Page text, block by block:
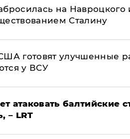
на Навроцкого
Сталину
готовят улучшенные
у ВСУ
атаковать балтийские
– LRT